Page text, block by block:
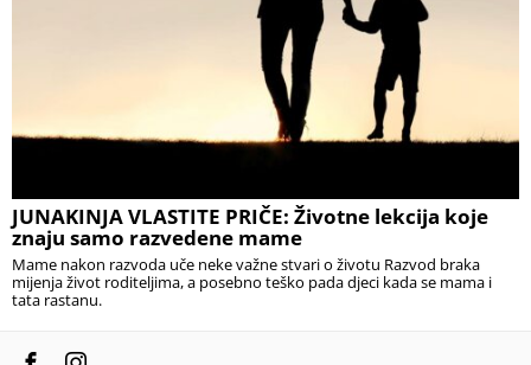
JUNAKINJA VLASTITE PRIČE: Životne lekcija koje
znaju samo razvedene mame
Mame nakon razvoda uče neke važne stvari o životu Razvod braka
mijenja život roditeljima, a posebno teško pada djeci kada se mama i
tata rastanu.